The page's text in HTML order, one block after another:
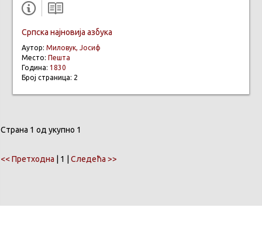
Српска најновија азбука
Аутор: Миловук, Јосиф
Место: Пешта
Година: 1830
Број страница: 2
Страна 1 од укупно 1
<< Претходна | 1 | Следећа >>